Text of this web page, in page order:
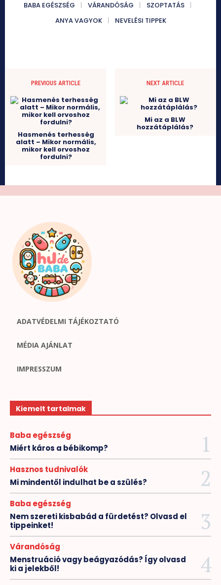
BABA EGÉSZSÉG
VÁRANDÓSÁG
SZOPTATÁS
ANYA VAGYOK
NEVELÉSI TIPPEK
PREVIOUS ARTICLE
Hasmenés terhesség
alatt – Mikor normális,
mikor kell orvoshoz
fordulni?
NEXT ARTICLE
Mi az a BLW
hozzátáplálás?
ADATVÉDELMI TÁJÉKOZTATÓ
MÉDIA AJÁNLAT
IMPRESSZUM
Kiemelt tartalmak
Baba egészség
Miért káros a bébikomp?
Hasznos tudnivalók
Mi mindentől indulhat be a szülés?
Baba egészség
Nem szereti kisbabád a fürdetést? Olvasd el
tippeinket!
Várandóság
Menstruáció vagy beágyazódás? Így olvasd
ki a jelekből!